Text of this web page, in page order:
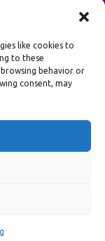
like cookies to
to these
behavior or
consent, may
en vrijdag van